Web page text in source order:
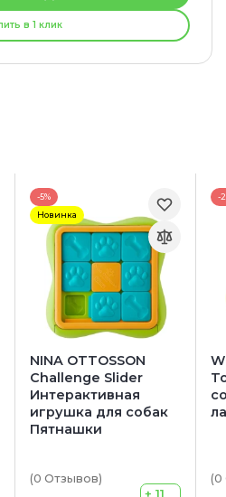
в 1 клик
-5%
Новинка
NINA OTTOSSON
Challenge Slider
Интерактивная
игрушка для собак
Пятнашки
(0 Отзывов)
+ 11
-
(0